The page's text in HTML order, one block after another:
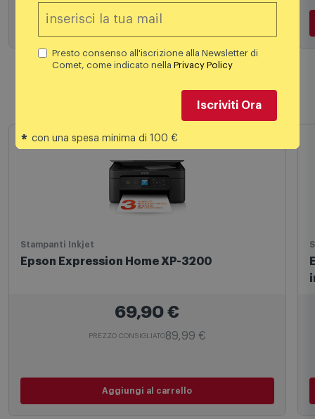
Aggiungi al carrello
Prodotti simili
Stampanti Inkjet
Epson Expression Home XP-3200
69,90 €
PREZZO CONSIGLIATO89,99 €
Aggiungi al carrello
Presto consenso all'iscrizione alla Newsletter di
Comet, come indicato nellaPrivacy Policy
Iscriviti Ora
* con una spesa minima di 100 €